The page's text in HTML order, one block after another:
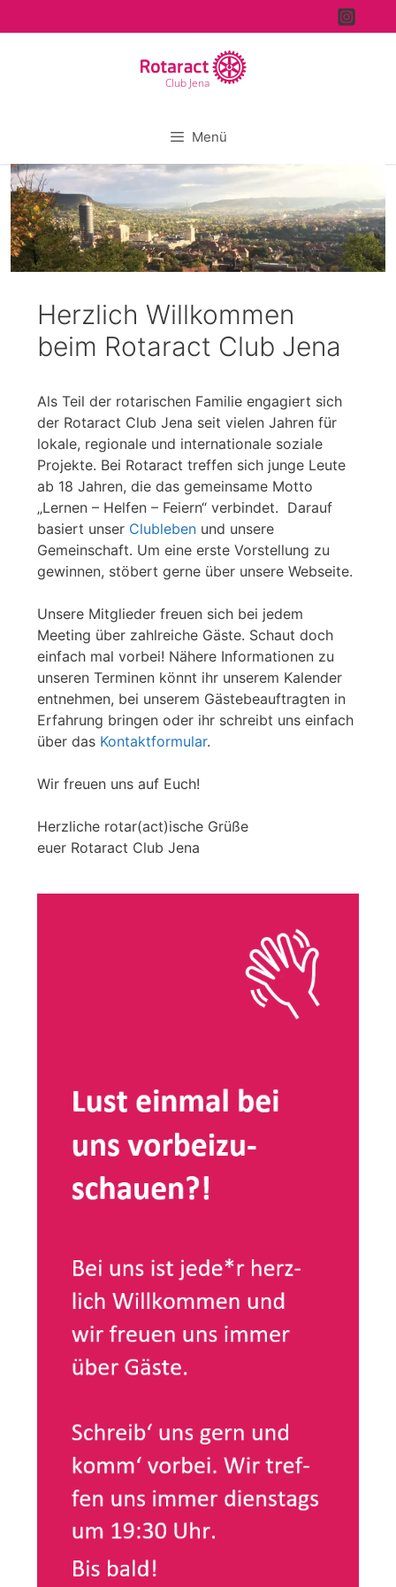
Inhalt
Club Jena
Menü
Herzlich Willkommen
beim Rotaract Club Jena
Als Teil der rotarischen Familie engagiert sich
der Rotaract Club Jena seit vielen Jahren für
lokale, regionale und internationale soziale
Projekte. Bei Rotaract treffen sich junge Leute
ab 18 Jahren, die das gemeinsame Motto
„Lernen – Helfen – Feiern“ verbindet. Darauf
basiert unser Clubleben und unsere
Gemeinschaft. Um eine erste Vorstellung zu
gewinnen, stöbert gerne über unsere Webseite.
Unsere Mitglieder freuen sich bei jedem
Meeting über zahlreiche Gäste. Schaut doch
einfach mal vorbei! Nähere Informationen zu
unseren Terminen könnt ihr unserem Kalender
entnehmen, bei unserem Gästebeauftragten in
Erfahrung bringen oder ihr schreibt uns einfach
über das Kontaktformular.
Wir freuen uns auf Euch!
Herzliche rotar(act)ische Grüße
euer Rotaract Club Jena